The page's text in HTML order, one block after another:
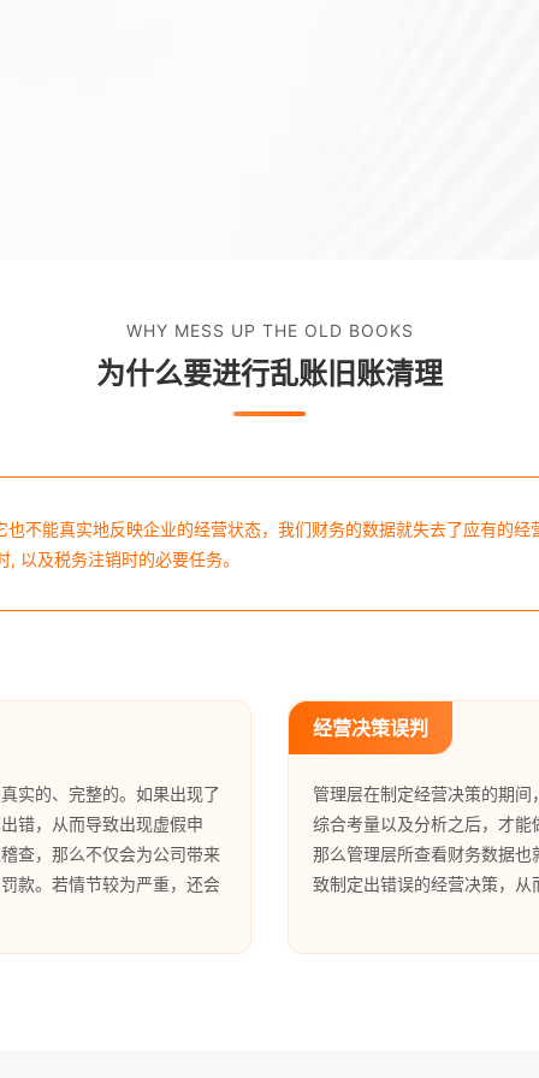
WHY MESS UP THE OLD BOOKS
为什么要进行乱账旧账清理
不能真实地反映企业的经营状态，我们财务的数据就失去了应有的
以及税务注销时的必要任务。
实的、完整的。如果出现了
错，从而导致出现虚假申
查，那么不仅会为公司带来
款。若情节较为严重，还会
经营决策误判
管理层在制定经营决策的期
综合考量以及分析之后，才
那么管理层所查看财务数据
致制定出错误的经营决策，